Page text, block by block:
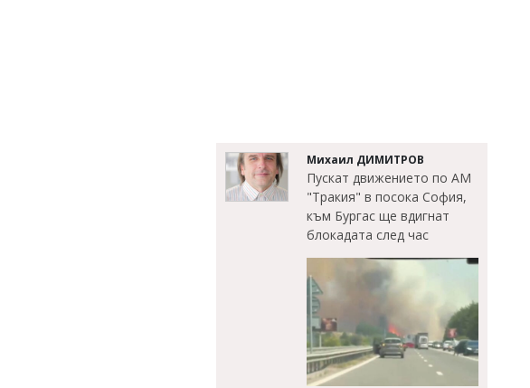
Михаил ДИМИТРОВ
Пускат движението по АМ
"Тракия" в посока София,
към Бургас ще вдигнат
блокадата след час